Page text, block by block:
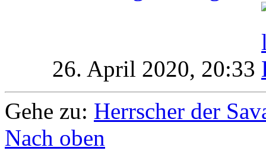
26. April 2020, 20:33
Gehe zu: Herrscher der
Nach oben